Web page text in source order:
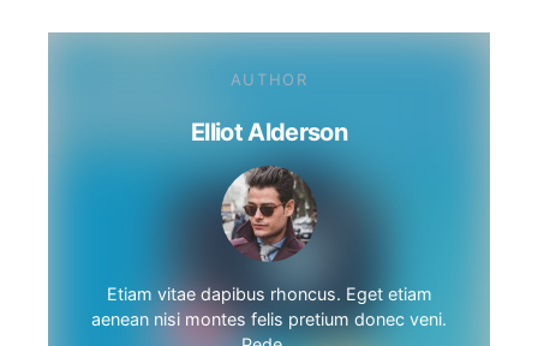
AUTHOR
Elliot Alderson
Etiam vitae dapibus rhoncus. Eget etiam
aenean nisi montes felis pretium donec veni.